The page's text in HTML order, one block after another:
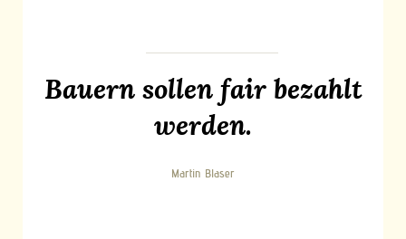
Bauern sollen fair bezahlt
werden.
Martin Blaser